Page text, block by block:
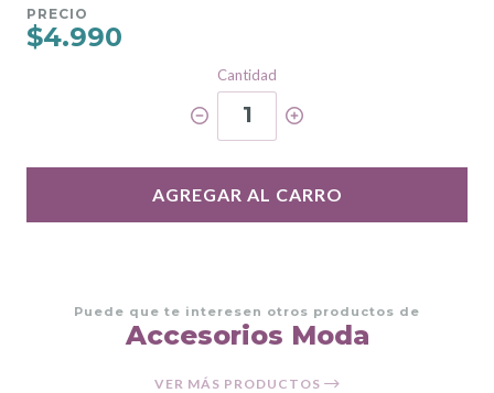
PRECIO
$4.990
Cantidad
1
AGREGAR AL CARRO
Puede que te interesen otros productos de
Accesorios Moda
VER MÁS PRODUCTOS